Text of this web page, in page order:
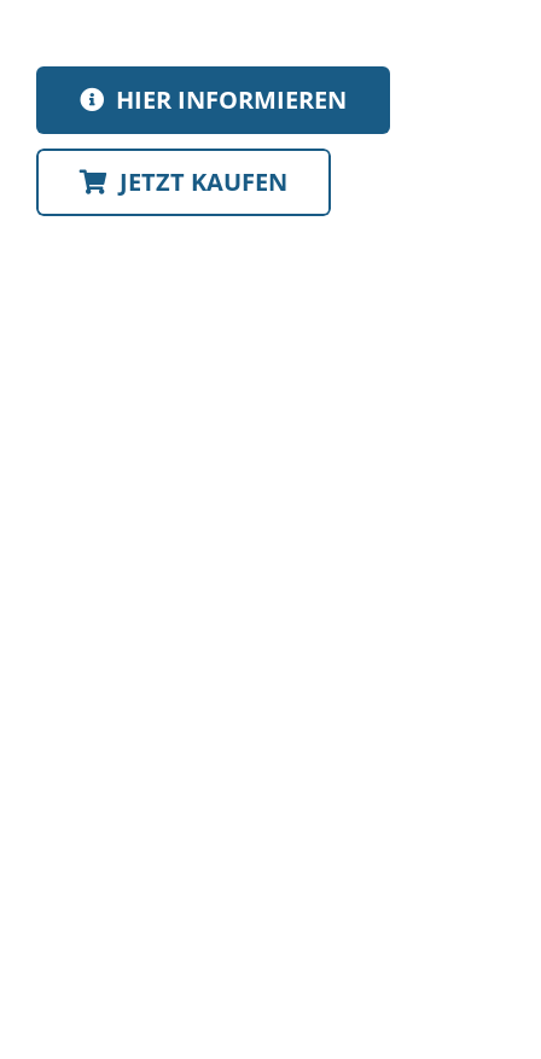
HIER INFORMIEREN
JETZT KAUFEN